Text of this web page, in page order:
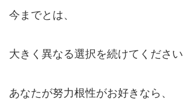
今までとは、
大きく異なる選択を続けてください
あなたが努力根性がお好きなら、